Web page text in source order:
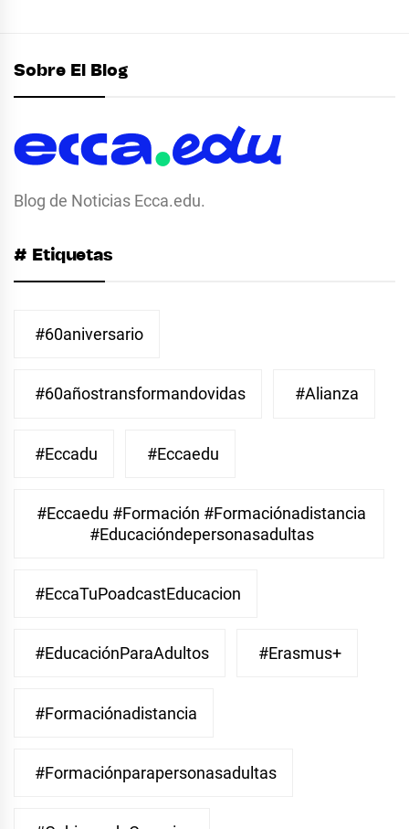
Sobre El Blog
Blog de Noticias Ecca.edu.
# Etiquetas
#60aniversario
#60añostransformandovidas #Alianza
#eccadu #eccaedu
#eccaedu #formación #formaciónadistancia
#educacióndepersonasadultas
#EccaTuPoadcastEducacion
#EducaciónParaAdultos #Erasmus+
#Formaciónadistancia
#Formaciónparapersonasadultas